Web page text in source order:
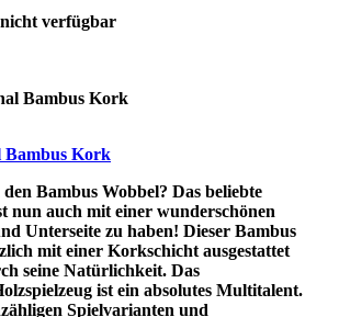
verfügbar
Bambus Kork
Bambus Wobbel? Das beliebte
nun auch mit einer wunderschönen
Unterseite zu haben! Dieser Bambus
mit einer Korkschicht ausgestattet
seine Natürlichkeit. Das
ist ein absolutes Multitalent.
Spielvarianten und